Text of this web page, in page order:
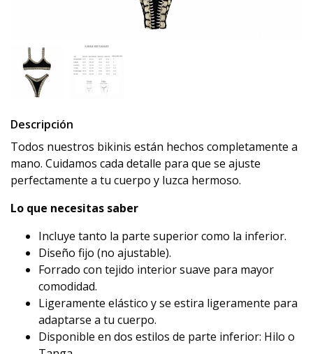
Descripción
Todos nuestros bikinis están hechos completamente a
mano. Cuidamos cada detalle para que se ajuste
perfectamente a tu cuerpo y luzca hermoso.
Lo que necesitas saber
Incluye tanto la parte superior como la inferior.
Diseño fijo (no ajustable).
Forrado con tejido interior suave para mayor
comodidad.
Ligeramente elástico y se estira ligeramente para
adaptarse a tu cuerpo.
Disponible en dos estilos de parte inferior: Hilo o